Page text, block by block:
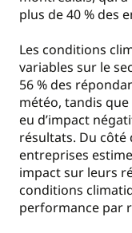
plus de 40 % des
Les conditions
variables sur le
56 % des
météo, tandis que
eu d’impact
résultats. Du côté
entreprises
impact sur leurs
conditions
performance par